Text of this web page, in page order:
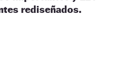
rediseñados.